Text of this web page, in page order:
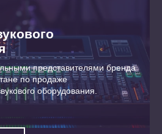
представителями бренда
по продаже
оборудования.